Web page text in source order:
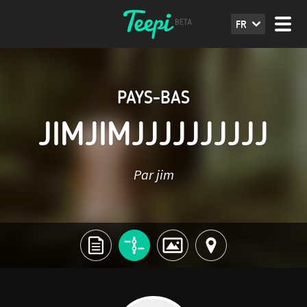
FR
PAYS-BAS
JIMJIMJJJJJJJJJJ
Par jim